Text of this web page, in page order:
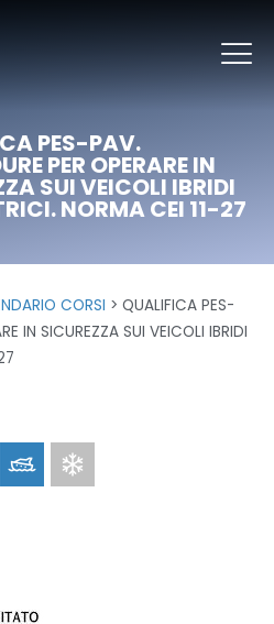
PES-PAV.
PER OPERARE IN
SUI VEICOLI IBRIDI
NORMA CEI 11-27
CORSI
QUALIFICA PES-
IN SICUREZZA SUI VEICOLI IBRIDI
Marine Clima